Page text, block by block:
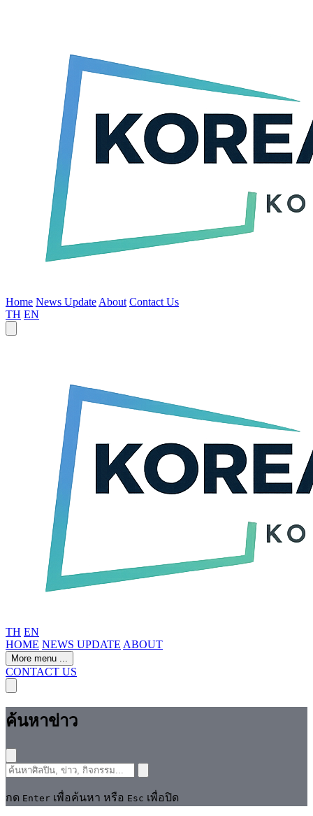
Home News Update About Contact Us
TH EN
TH EN
HOME NEWS UPDATE ABOUT
More menu ...
CONTACT US
ค้นหาข่าว
กด Enter เพื่อค้นหา หรือ Esc เพื่อปิด